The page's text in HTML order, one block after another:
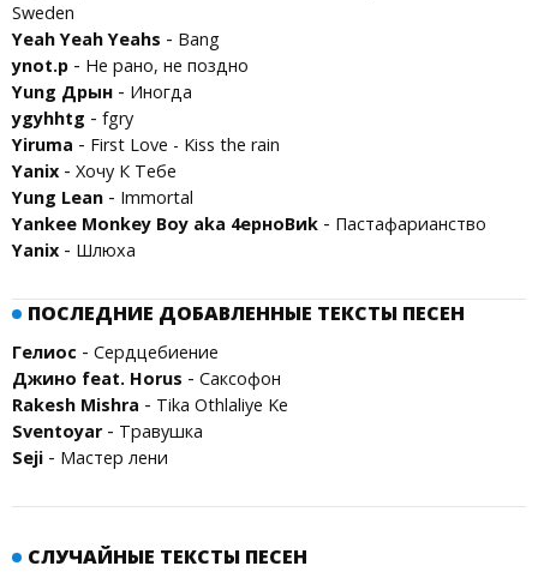
Sweden
Yeah Yeah Yeahs - Bang
ynot.p - Не рано, не поздно
Yung Дрын - Иногда
ygyhhtg - fgry
Yiruma - First Love - Kiss the rain
Yanix - Хочу К Тебе
Yung Lean - Immortal
Yankee Monkey Boy aka 4ерноВиk - Пастафарианство
Yanix - Шлюха
ПОСЛЕДНИЕ ДОБАВЛЕННЫЕ ТЕКСТЫ ПЕСЕН
Гелиос - Сердцебиение
Джино feat. Horus - Саксофон
Rakesh Mishra - Tika Othlaliye Ke
Sventoyar- Травушка
Seji - Мастер лени
СЛУЧАЙНЫЕ ТЕКСТЫ ПЕСЕН